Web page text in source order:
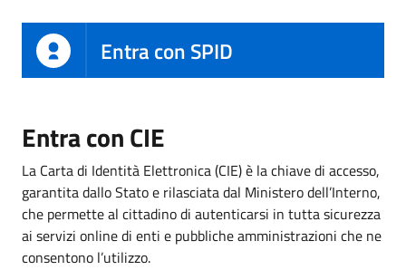
Entra con SPID
Entra con CIE
La Carta di Identità Elettronica (CIE) è la chiave di accesso,
garantita dallo Stato e rilasciata dal Ministero dell’Interno,
che permette al cittadino di autenticarsi in tutta sicurezza
ai servizi online di enti e pubbliche amministrazioni che ne
consentono l’utilizzo.